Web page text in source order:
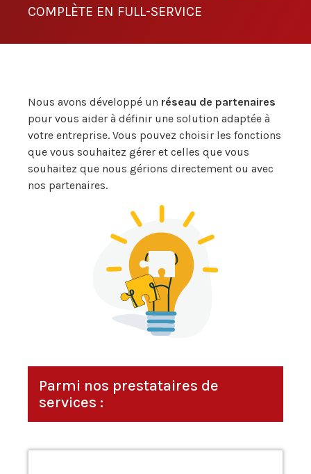
COMPLÈTE EN FULL-SERVICE
Nous avons développé un réseau de partenaires
pour vous aider à définir une solution adaptée à
votre entreprise. Vous pouvez choisir les fonctions
que vous souhaitez gérer et celles que vous
souhaitez que nous gérions directement ou avec
nos partenaires.
Parmi nos prestataires de
services :